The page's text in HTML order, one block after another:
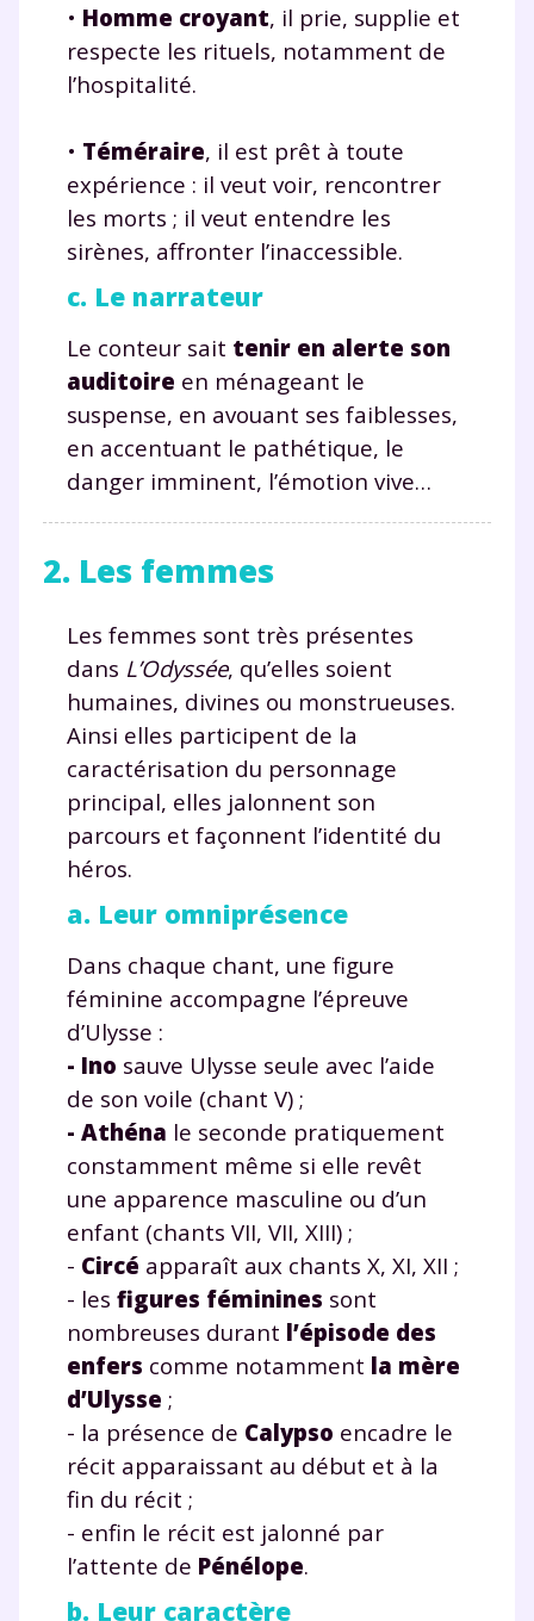
• Homme croyant, il prie, supplie et
respecte les rituels, notamment de
l’hospitalité.
• Téméraire, il est prêt à toute
expérience : il veut voir, rencontrer
les morts ; il veut entendre les
sirènes, affronter l’inaccessible.
c. Le narrateur
Le conteur sait tenir en alerte son
auditoire en ménageant le
suspense, en avouant ses faiblesses,
en accentuant le pathétique, le
danger imminent, l’émotion vive…
2. Les femmes
Les femmes sont très présentes
dans L’Odyssée, qu’elles soient
humaines, divines ou monstrueuses.
Ainsi elles participent de la
caractérisation du personnage
principal, elles jalonnent son
parcours et façonnent l’identité du
héros.
a. Leur omniprésence
Dans chaque chant, une figure
féminine accompagne l’épreuve
d’Ulysse :
- Ino sauve Ulysse seule avec l’aide
de son voile (chant V) ;
- Athéna le seconde pratiquement
constamment même si elle revêt
une apparence masculine ou d’un
enfant (chants VII, VII, XIII) ;
- Circé apparaît aux chants X, XI, XII ;
- les figures féminines sont
nombreuses durant l’épisode des
enfers comme notamment la mère
d’Ulysse ;
- la présence de Calypso encadre le
récit apparaissant au début et à la
fin du récit ;
- enfin le récit est jalonné par
l’attente de Pénélope.
b. Leur caractère